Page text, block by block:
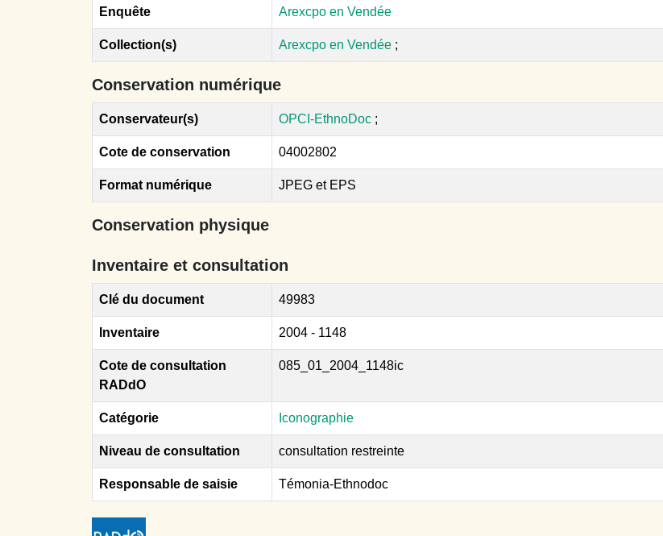
Enquête Arexcpo en Vendée
Collection(s) Arexcpo en Vendée ;
Conservation numérique
Conservateur(s) OPCI-EthnoDoc ;
Cote de conservation 04002802
Format numérique JPEG et EPS
Conservation physique
Inventaire et consultation
Clé du document 49983
Inventaire 2004 - 1148
Cote de consultation
RADdO
085_01_2004_1148ic
Catégorie Iconographie
Niveau de consultation consultation restreinte
Responsable de saisie Témonia-Ethnodoc